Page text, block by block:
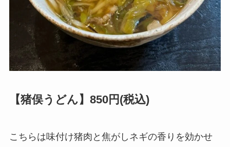
【猪俣うどん】850円(税込)
こちらは味付け猪肉と焦がしネギの香りを効かせ